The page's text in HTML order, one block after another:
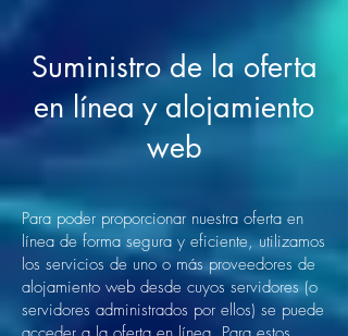
Suministro de la oferta
en línea y alojamiento
web
Para poder proporcionar nuestra oferta en
línea de forma segura y eficiente, utilizamos
los servicios de uno o más proveedores de
alojamiento web desde cuyos servidores (o
servidores administrados por ellos) se puede